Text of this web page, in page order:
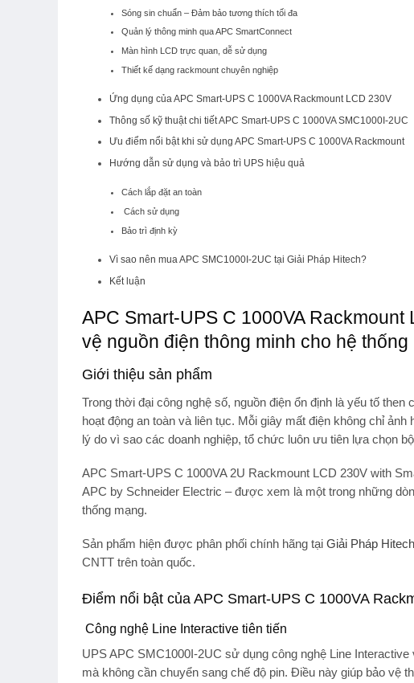
Sóng sin chuẩn – Đảm bảo tương thích tối đa
Quản lý thông minh qua APC SmartConnect
Màn hình LCD trực quan, dễ sử dụng
Thiết kế dạng rackmount chuyên nghiệp
Ứng dụng của APC Smart-UPS C 1000VA Rackmount LCD 230V
Thông số kỹ thuật chi tiết APC Smart-UPS C 1000VA SMC1000I-2UC
Ưu điểm nổi bật khi sử dụng APC Smart-UPS C 1000VA Rackmount
Hướng dẫn sử dụng và bảo trì UPS hiệu quả
Cách lắp đặt an toàn
Cách sử dụng
Bảo trì định kỳ
Vì sao nên mua APC SMC1000I-2UC tại Giải Pháp Hitech?
Kết luận
APC Smart-UPS C 1000VA
vệ nguồn điện thông minh cho hệ
Giới thiệu sản phẩm
Trong thời đại công nghệ số, nguồn điện ổn định là yếu tố then
hoạt động an toàn và liên tục. Mỗi giây mất điện không chỉ
lý do vì sao các doanh nghiệp, tổ chức luôn ưu tiên lựa chọn
APC Smart-UPS C 1000VA 2U Rackmount LCD 230V with
APC by Schneider Electric – được xem là một trong những
thống mạng.
Sản phẩm hiện được phân phối chính hãng tại Giải Pháp Hitech
CNTT trên toàn quốc.
Điểm nổi bật của APC Smart-UPS C 1000VA
Công nghệ Line Interactive tiên tiến
UPS APC SMC1000I-2UC sử dụng công nghệ Line
mà không cần chuyển sang chế độ pin. Điều này giúp bảo vệ